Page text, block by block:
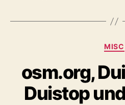
MISC
osm.org,
Duistop